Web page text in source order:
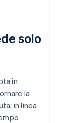
solo
in
la
in linea